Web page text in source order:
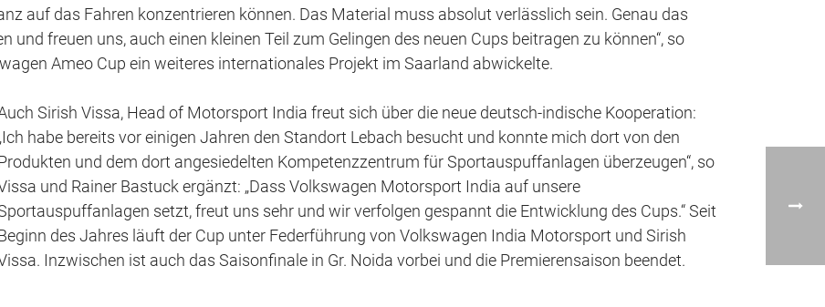
auf das Fahren konzentrieren können. Das Material muss absolut verlässlich sein. Genau das
freuen uns, auch einen kleinen Teil zum Gelingen des neuen Cups beitragen zu können“, so
Ameo Cup ein weiteres internationales Projekt im Saarland abwickelte.
Sirish Vissa, Head of Motorsport India freut sich über die neue deutsch-indische Kooperation:
habe bereits vor einigen Jahren den Standort Lebach besucht und konnte mich dort von den
und dem dort angesiedelten Kompetenzzentrum für Sportauspuffanlagen überzeugen“, so
und Rainer Bastuck ergänzt: „Dass Volkswagen Motorsport India auf unsere
setzt, freut uns sehr und wir verfolgen gespannt die Entwicklung des Cups.“ Seit
des Jahres läuft der Cup unter Federführung von Volkswagen India Motorsport und Sirish
Inzwischen ist auch das Saisonfinale in Gr. Noida vorbei und die Premierensaison beendet.